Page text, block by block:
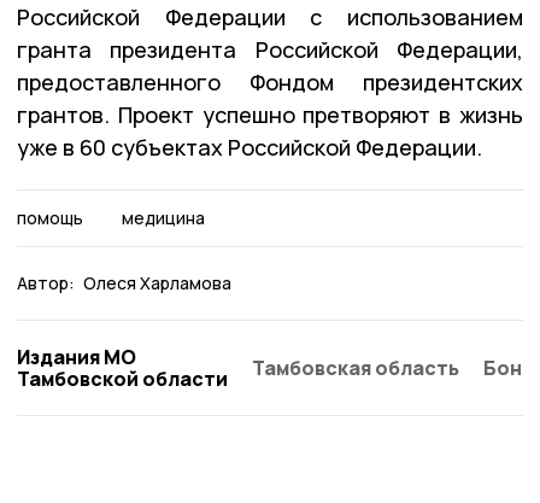
Российской Федерации с использованием
гранта президента Российской Федерации,
предоставленного Фондом президентских
грантов. Проект успешно претворяют в жизнь
уже в 60 субъектах Российской Федерации.
помощь медицина
Автор: Олеся Харламова
Издания МО
Тамбовской области
Тамбовская область